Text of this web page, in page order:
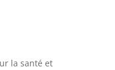
la santé et